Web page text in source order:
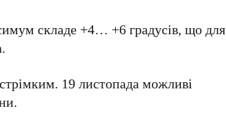
складе +4… +6 градусів, що для
19 листопада можливі